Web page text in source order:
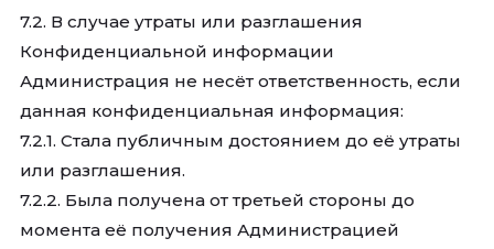
7.2. В случае утраты или разглашения
Конфиденциальной информации
Администрация не несёт ответственность, если
данная конфиденциальная информация:
7.2.1. Стала публичным достоянием до её утраты
или разглашения.
7.2.2. Была получена от третьей стороны до
момента её получения Администрацией